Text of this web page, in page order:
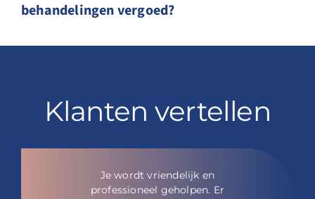
behandelingen vergoed?
Klanten vertellen
Je wordt vriendelijk en
professioneel geholpen. Er